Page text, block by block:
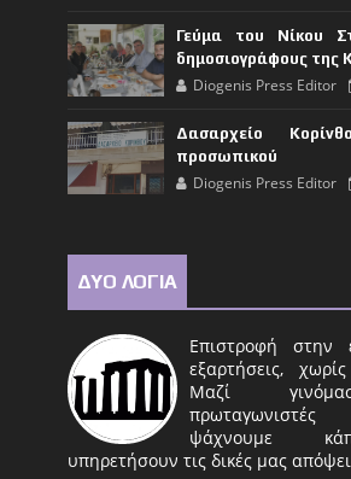
Γεύμα του Νίκου
δημοσιογράφους της
Diogenis Press Editor
Δασαρχείο
προσωπικού
Diogenis Press Editor
ΔΥΟ ΛΟΓΙΑ
Επιστροφή στην
εξαρτήσεις,
Μαζί
ψάχνουμε
υπηρετήσουν τις δικές μας